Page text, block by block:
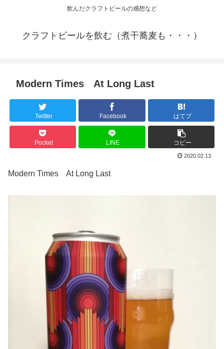
飲んだクラフトビールの感想など
クラフトビールを飲む（煮干蕎麦も・・・）
Modern Times At Long Last
Twitter Facebook はてブ
Pocket LINE コピー
2020.02.13
Modern Times At Long Last